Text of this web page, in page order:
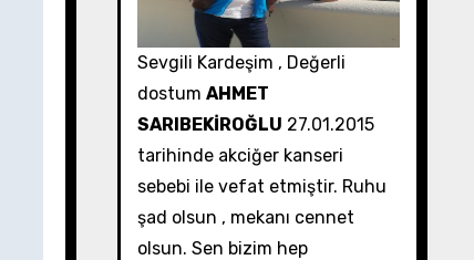
Sevgili Kardeşim , Değerli
dostum AHMET
SARIBEKİROĞLU 27.01.2015
tarihinde akciğer kanseri
sebebi ile vefat etmiştir. Ruhu
şad olsun , mekanı cennet
olsun. Sen bizim hep